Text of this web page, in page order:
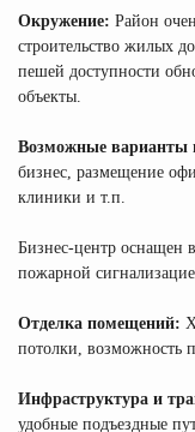
Окружение: Район
строительство жилых
пешей доступности
объекты.
Возможные варианты
бизнес, размещение
клиники и т.п.
Бизнес-центр оснащен
пожарной
Отделка помещений:
потолки, возможность
Инфраструктура и
удобные подъездные